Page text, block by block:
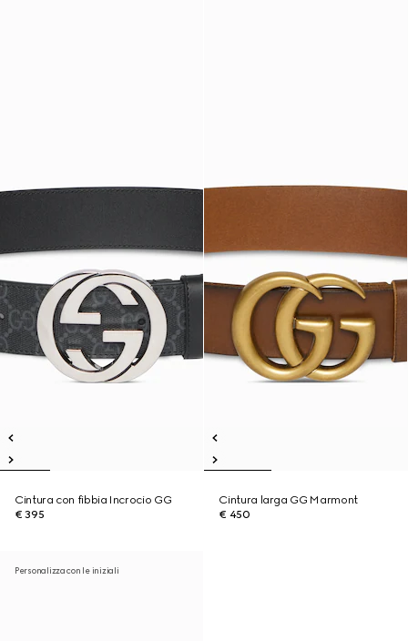
Cintura con fibbia Incrocio GG
€ 395
Cintura larga GG Marmont
€ 450
Personalizza con le iniziali